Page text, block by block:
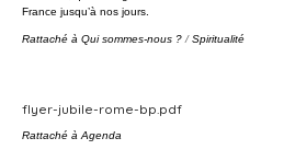
France jusqu’à nos jours.
Rattaché à Qui sommes-nous ? /Spiritualité
flyer-jubile-rome-bp.pdf
Rattaché à Agenda